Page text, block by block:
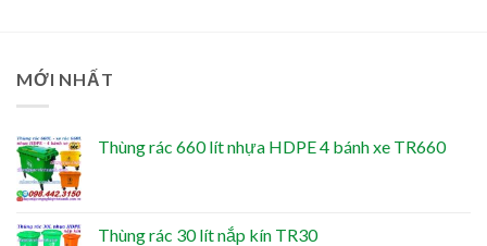
MỚI NHẤT
Thùng rác 660 lít nhựa HDPE 4 bánh xe TR660
Thùng rác 30 lít nắp kín TR30